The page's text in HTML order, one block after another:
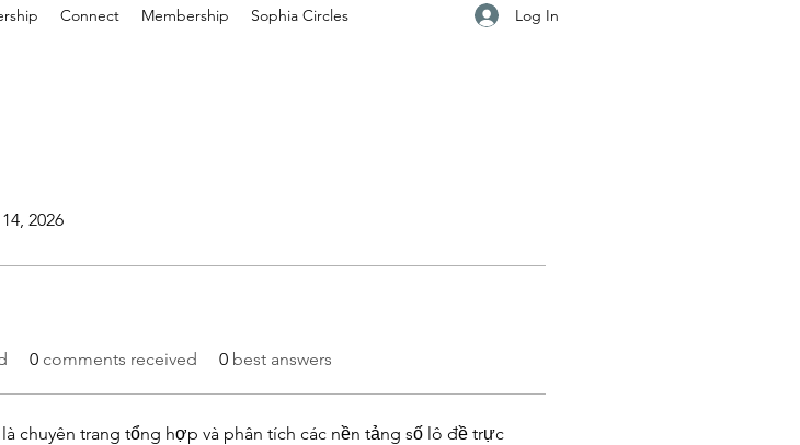
Connect Membership Sophia Circles Log In
2026
0 comments received 0 best answers
là chuyên trang tổng hợp và phân tích các nền tảng số lô đề trực